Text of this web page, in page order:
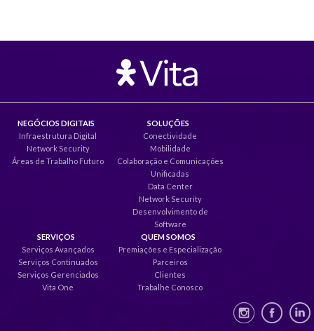
NEGÓCIOS DIGITAIS
Infraestrutura Digital
Network Security
Áreas de Trabalho Futuro
SOLUÇÕES
Conectividade
Mobilidade
Colaboração e Comunicações
Unificadas
Data Center
Network Security
Desenvolvimento de
Software
SERVIÇOS
Serviços Avançados
Serviços Continuados
Serviços Gerenciados
Vita One
QUEM SOMOS
Premiações e Especialização
Parceiros
Clientes
Trabalhe Conosco